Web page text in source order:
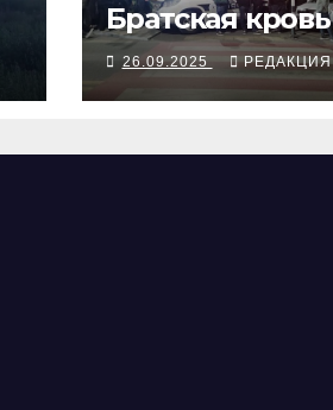
Братская кровь
26.09.2025 РЕДАКЦИЯ